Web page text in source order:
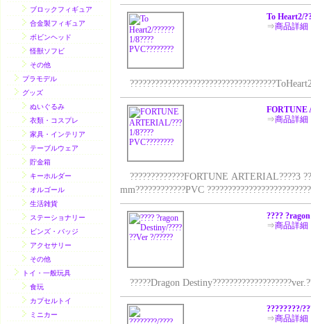
ブロックフィギュア
合金製フィギュア
ボビンヘッド
怪獣ソフビ
その他
プラモデル
グッズ
ぬいぐるみ
衣類・コスプレ
家具・インテリア
テーブルウェア
貯金箱
キーホルダー
オルゴール
生活雑貨
ステーショナリー
ビンズ・バッジ
アクセサリー
その他
トイ・一般玩具
食玩
カプセルトイ
ミニカー
To Heart2/
⇒商品詳細
FORTUNE
⇒商品詳細
?????????????FORTUNE ARTERIAL????3
mm????????????PVC
????
⇒商品詳細
?????Dragon
????????/
⇒商品詳細